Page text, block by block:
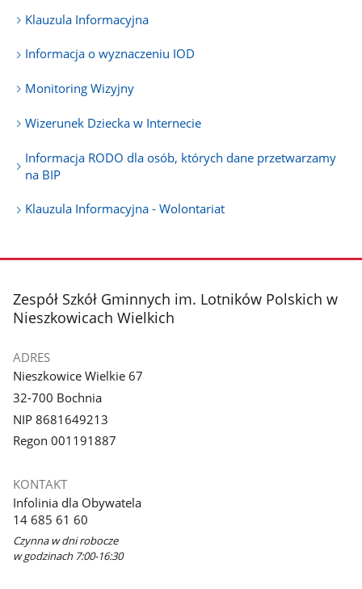
Klauzula Informacyjna
Informacja o wyznaczeniu IOD
Monitoring Wizyjny
Wizerunek Dziecka w Internecie
Informacja RODO dla osób, których dane przetwarzamy
na BIP
Klauzula Informacyjna - Wolontariat
stopka
Zespół Szkół Gminnych im. Lotników Polskich w
Nieszkowicach Wielkich
ADRES
Nieszkowice Wielkie 67
32-700 Bochnia
NIP 8681649213
Regon 001191887
KONTAKT
Infolinia dla Obywatela
14 685 61 60
Czynna w dni robocze
w godzinach 7:00-16:30